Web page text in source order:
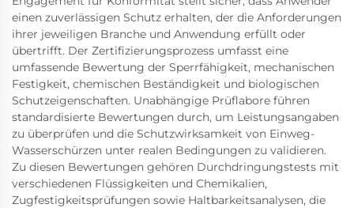
einen zuverlässigen Schutz erhalten, der die Anforderungen
ihrer jeweiligen Branche und Anwendung erfüllt oder
übertrifft. Der Zertifizierungsprozess umfasst eine
umfassende Bewertung der Sperrfähigkeit, mechanischen
Festigkeit, chemischen Beständigkeit und biologischen
Schutzeigenschaften. Unabhängige Prüflabore führen
standardisierte Bewertungen durch, um Leistungsangaben
zu überprüfen und die Schutzwirksamkeit von Einweg-
Wasserschürzen unter realen Bedingungen zu validieren.
Zu diesen Bewertungen gehören Durchdringungstests mit
verschiedenen Flüssigkeiten und Chemikalien,
Zugfestigkeitsprüfungen sowie Haltbarkeitsanalysen, die